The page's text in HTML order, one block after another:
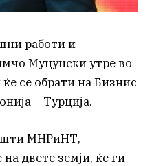
работи и
Муцунски утре во
се обрати на Бизнис
– Турција.
МНРиНТ,
двете земји, ќе ги